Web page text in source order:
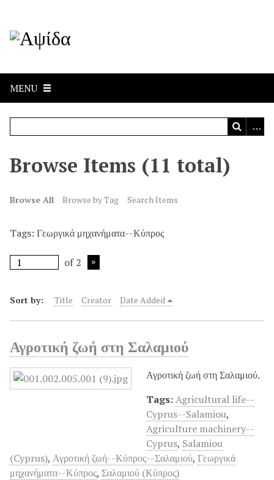
MENU
Browse Items (11 total)
Browse All Browse by Tag Search Items
Tags: Γεωργικά μηχανήματα--Κύπρος
of 2
Sort by: Title Creator Date Added
Αγροτική ζωή στη Σαλαμιού
Αγροτική ζωή στη Σαλαμιού.
Tags:Agricultural life--
Cyprus--Salamiou,
Agriculture machinery--
Cyprus, Salamiou
(Cyprus), Αγροτική ζωή--Κύπρος--Σαλαμιού, Γεωργικά
μηχανήματα--Κύπρος, Σαλαμιού (Κύπρος)